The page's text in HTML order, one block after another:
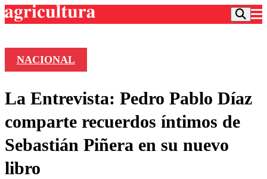
Frecuencias
Agricultura TV
Deportes
Colo Colo
Entretención
NACIONAL
La Entrevista: Pedro Pablo Díaz
comparte recuerdos íntimos de
Sebastián Piñera en su nuevo
libro